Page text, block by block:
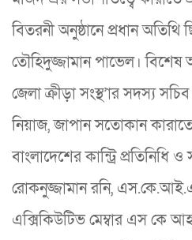
বিতরনী অনুষ্ঠানে প্রধান অতিথি
তৌহিদুজ্জামান পাভেল। বিশেষ
জেলা ক্রীড়া সংস্থ’ার সদস্য
নিয়াজ, জাপান সতোকান
বাংলাদেশের কান্ট্রি
রোকনুজ্জামান রনি,
এক্সিকিউটিভ মেম্বার এস কে